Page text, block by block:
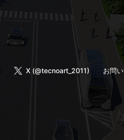
X (@tecnoart_2011) お問